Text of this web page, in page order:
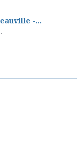
-...